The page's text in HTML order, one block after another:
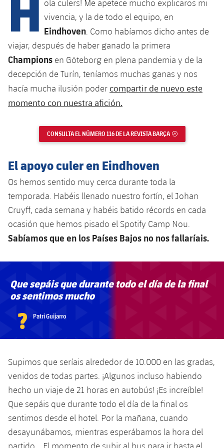
plusicon
más
Instalaciones
Spotify Camp Nou
Estadi Johan Cruyff
Barça Cafe
Ciutat Esportiva
La Masia
Servicios
Servicios Médicos
plusicon
más
Acreditaciones
Instalaciones
SUB13
SUB12
SUB11 A
SUB11 B
SUB10 B
SUB9 A
SUB9 B
SUB8 A
SUB8 B
SUB13 B
SUB12 C
SUB11 C
Entradas
Gameday Shows
Resultados
Clasificación
Jugadores
Historia
Palmarés
Base
Barça Atlètic
Cadete A
Cadete B
Infantil A
Mini
Campus Verano
PLUSICON
MÁS
Primer Equipo
plusicon
más
Actualidad
Calendario
Entradas
Clasificaciones
Jugadores
Palmarés
Barça Atlètic
plusicon
más
Calendario
Resultados
Clasificaciones
Jugadores
Fotos
Actualidad
Juvenil
Cadete B
Infantil A
Infantil B
Primer equipo
plusicon
más
Actualidad
Calendario
Entradas
Clasificaciones
Jugadors
Palmarés
Historia
Barça Atlètic
plusicon
más
Actualidad
Calendario
Jugadores
Clasificaciones
Base
plusicon
más
Cadete
PLUSICON
MÁS
Primer equipo
Entradas
Resultados
Clasificaciones
Actualidad
Calendario
Resultados
Jugadores
plusicon
más
Actualidad
Barça C
Junior
Campus Verano
PLUSICON
MÁS
Información general
plusicon
más
ola culers! Me apetece mucho explicaros mi
vivencia, y la de todo el equipo, en
Eindhoven . Como habíamos dicho antes de
viajar, después de haber ganado la primera
Champions en Göteborg en plena pandemia y de la
decepción de Turín, teníamos muchas ganas y nos
hacía mucha ilusión poder compartir de nuevo este
momento con nuestra afición.
CONSULTA EL NÚMERO 116 DE LA REVISTA BARÇA ENLACE EXTERNO
El apoyo culer en Eindhoven
Os hemos sentido muy cerca durante toda la
temporada. Habéis llenado nuestro fortín, el Johan
Cruyff, cada semana y habéis batido récords en cada
ocasión que hemos pisado el Spotify Camp Nou.
Sabíamos que en los Países Bajos no nos fallaríais.
Que sepáis que durante todo el día de la final
os sentimos mucho
? Patri Guijarro
Supimos que seríais alrededor de 10.000 en las gradas,
venidos de todas partes. ¡Algunos incluso habiendo
hecho un viaje de 21 horas en autobús! ¡Es increíble!
Que sepáis que durante todo el día de la final os
sentimos desde el hotel. Por la mañana, cuando
desayunábamos, mientras esperábamos la hora del
partido... El momento de subir al bus para ir hasta el